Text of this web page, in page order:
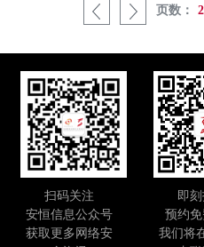
页数：
扫码关注
安恒信息公众号
获取更多网络安
即
预约
我们将